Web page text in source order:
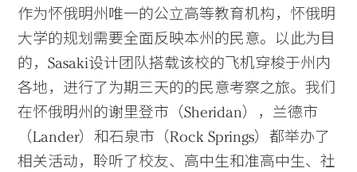
作为怀俄明州唯一的公立高等教育机构，怀俄明
大学的规划需要全面反映本州的民意。以此为目
的，Sasaki设计团队搭载该校的飞机穿梭于州内
各地，进行了为期三天的的民意考察之旅。我们
在怀俄明州的谢里登市（Sheridan），兰德市
（Lander）和石泉市（Rock Springs）都举办了
相关活动，聆听了校友、高中生和准高中生、社